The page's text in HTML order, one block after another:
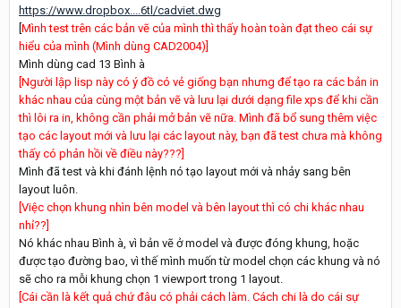
https://www.dropbox....6tl/cadviet.dwg
Mình test trên các bản vẽ của mình thì thấy hoàn toàn đạt theo cái sự
hiểu của mình (Mình dùng CAD2004)]
Mình dùng cad 13 Bình à
[Người lập lisp này có ý đồ có vẻ giống bạn nhưng để tạo ra các bản in
khác nhau của cùng một bản vẽ và lưu lại dưới dạng file xps để khi cần
thì lôi ra in, không cần phải mở bản vẽ nữa. Mình đã bổ sung thêm việc
tạo các layout mới và lưu lại các layout này, bạn đã test chưa mà không
thấy có phản hồi về điều này???]
Mình đã test và khi đánh lệnh nó tạo layout mới và nhảy sang bên
layout luôn.
[Việc chọn khung nhìn bên model và bên layout thì có chi khác nhau
nhỉ??]
Nó khác nhau Bình à, vì bản vẽ ở model và được đóng khung, hoặc
được tạo đường bao, vì thế mình muốn từ model chọn các khung và nó
sẽ cho ra mỗi khung chọn 1 viewport trong 1 layout.
[Cái cần là kết quả chứ đâu có phải cách làm. Cách chi là do cái sự